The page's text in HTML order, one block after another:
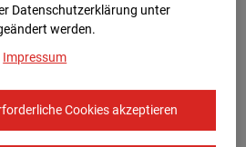
Datenschutzerklärung unter
werden.
Impressum
Cookies akzeptieren